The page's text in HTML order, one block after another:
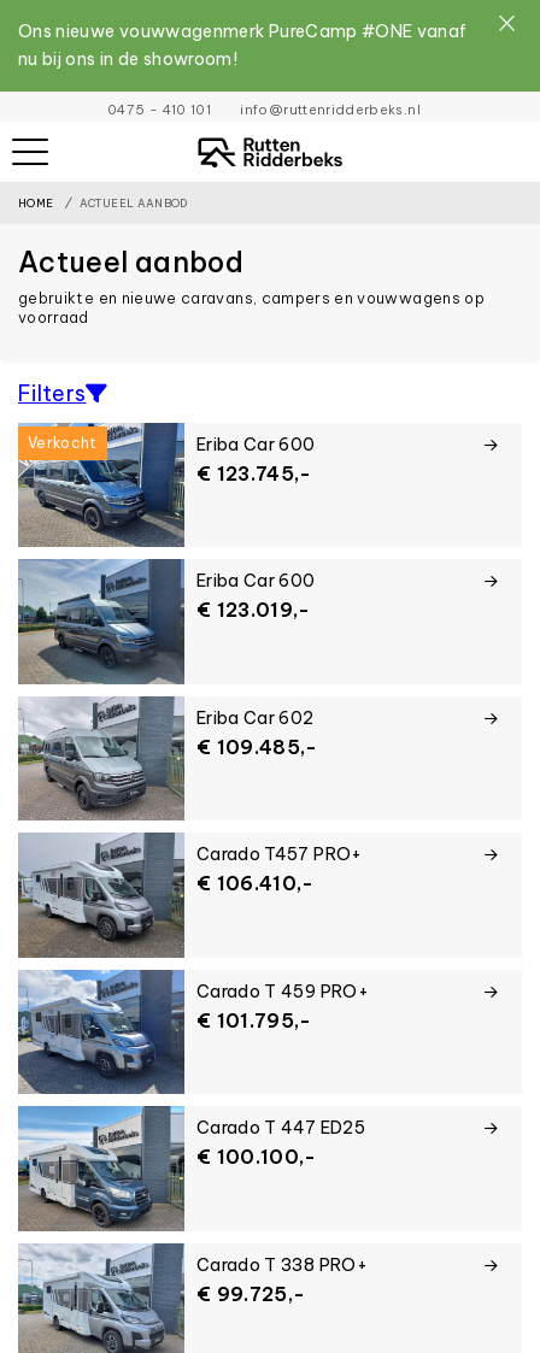
must
and
be
placed
inside
assets
folder
0475 - 410 101 info@ruttenridderbeks.nl
Ons nieuwe vouwwagenmerk PureCamp #ONE vanaf
nu bij ons in de showroom!
HOME ACTUEEL AANBOD
Actueel aanbod
gebruikte en nieuwe caravans, campers en vouwwagens op
voorraad
Sorteer op
Categorie
Conditie
Merk
Bouwjaar
Max. toelaatbaar gewicht
Bereken mijn maximale trekgewicht
Kenteken:
Rijbewijs categorie:
B B+
Slaapplaatsen
Filters
Verkocht Eriba Car 600
€ 123.745,-
Eriba Car 600
€ 123.019,-
Eriba Car 602
€ 109.485,-
Carado T457 PRO+
€ 106.410,-
Carado T 459 PRO+
€ 101.795,-
Carado T 447 ED25
€ 100.100,-
Carado T 338 PRO+
€ 99.725,-